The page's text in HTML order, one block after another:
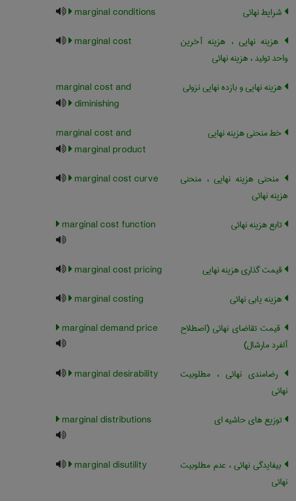
شرایط نهائی
marginal conditions
هزینه نهایی ، هزینه آخرین
واحد تولید ، هزینه نهائی
marginal cost
هزینه نهایی و بازده نهایی نزولی
marginal cost and
diminishing
خط منحنی هزینه نهایی
marginal cost and
marginal product
منحنی هزینه نهایی ، منحنی
هزینه نهائی
marginal cost curve
تابع هزینه نهائی marginal cost function
قیمت گذاری هزینه نهایی
marginal cost pricing
هزینه یابی نهائی
marginal costing
قیمت تقاضای نهائی (اصطلاح
آلفرد مارشال)
marginal demand price
رضامندی نهائی ، مطلوبیت
نهائی
marginal desirability
توزیع های حاشیه ای marginal distributions
بیفایدگی نهائی ، عدم مطلوبیت
نهائی
marginal disutility